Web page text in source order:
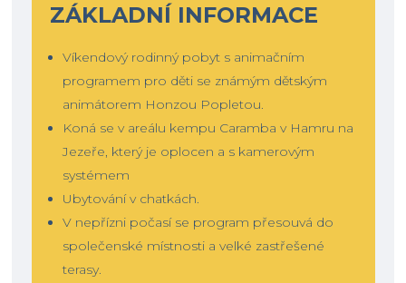
ZÁKLADNÍ INFORMACE
Víkendový rodinný pobyt s animačním
programem pro děti se známým dětským
animátorem Honzou Popletou.
Koná se v areálu kempu Caramba v Hamru na
Jezeře, který je oplocen a s kamerovým
systémem
Ubytování v chatkách.
V nepřízni počasí se program přesouvá do
společenské místnosti a velké zastřešené
terasy.